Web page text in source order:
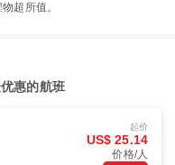
超所值。
惠的航班
起价
US$ 25.14
价格/人